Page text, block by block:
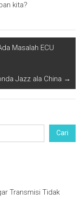
kita?
Masalah ECU
Jazz ala China →
Cari
Transmisi Tidak